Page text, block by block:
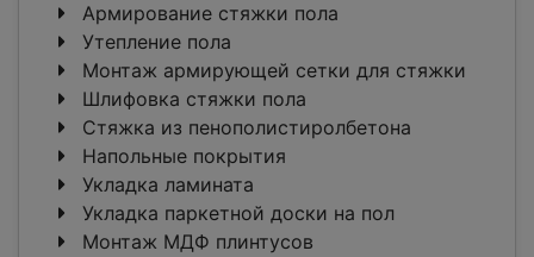
Армирование стяжки пола
Утепление пола
Монтаж армирующей сетки для стяжки
Шлифовка стяжки пола
Стяжка из пенополистиролбетона
Напольные покрытия
Укладка ламината
Укладка паркетной доски на пол
Монтаж МДФ плинтусов